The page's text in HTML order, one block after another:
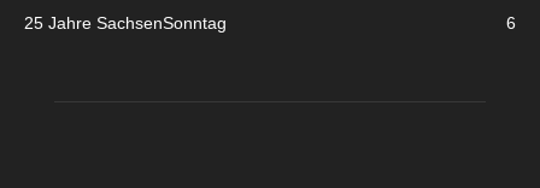
25 Jahre SachsenSonntag
6